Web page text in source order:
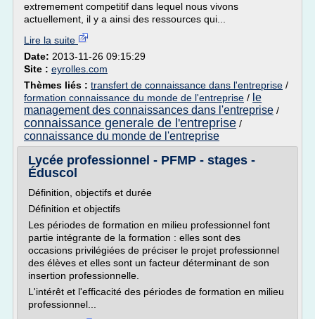
extremement competitif dans lequel nous vivons
actuellement, il y a ainsi des ressources qui...
Lire la suite
Date: 2013-11-26 09:15:29
Site : eyrolles.com
Thèmes liés : transfert de connaissance dans l'entreprise /
formation connaissance du monde de l'entreprise / le
management des connaissances dans l'entreprise /
connaissance generale de l'entreprise /
connaissance du monde de l'entreprise
Lycée professionnel - PFMP - stages -
Éduscol
Définition, objectifs et durée
Définition et objectifs
Les périodes de formation en milieu professionnel font
partie intégrante de la formation : elles sont des
occasions privilégiées de préciser le projet professionnel
des élèves et elles sont un facteur déterminant de son
insertion professionnelle.
L'intérêt et l'efficacité des périodes de formation en milieu
professionnel...